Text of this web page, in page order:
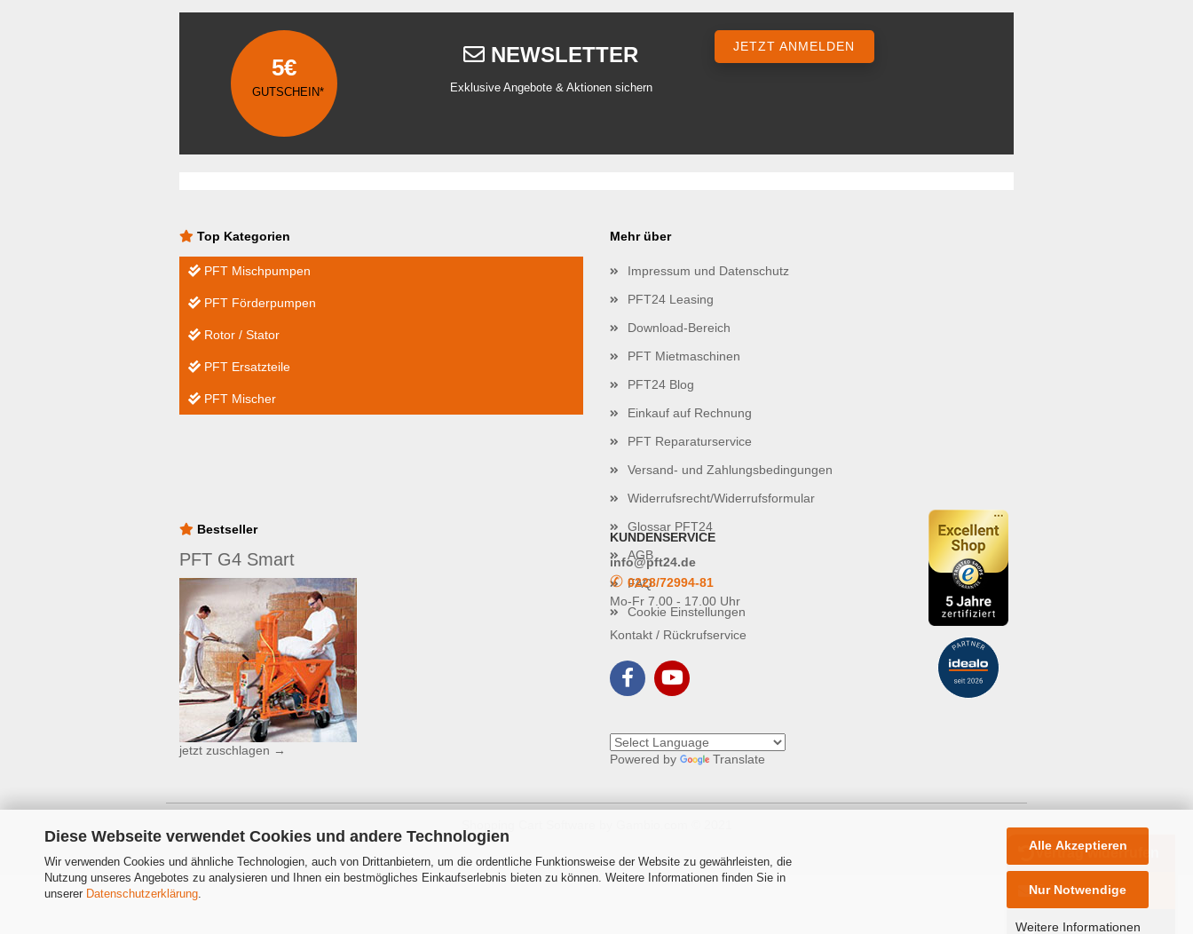
Diese Webseite verwendet Cookies und andere Technologien
Wir verwenden Cookies und ähnliche Technologien, auch von Drittanbietern, um die ordentliche Funktionsweise der Website zu gewährleisten, die
Nutzung unseres Angebotes zu analysieren und Ihnen ein bestmögliches Einkaufserlebnis bieten zu können. Weitere Informationen finden Sie in
unserer Datenschutzerklärung
Alle Akzeptieren
Nur Notwendige
Weitere Informationen
Vertrag widerrufen
E-Mail
Anrufen
5€
GUTSCHEIN*
NEWSLETTER
Exklusive Angebote & Aktionen sichern
JETZT ANMELDEN
Top Kategorien
PFT Mischpumpen
PFT Förderpumpen
Rotor / Stator
PFT Ersatzteile
PFT Mischer
Mehr über
Impressum und Datenschutz
PFT24 Leasing
Download-Bereich
PFT Mietmaschinen
PFT24 Blog
Einkauf auf Rechnung
PFT Reparaturservice
Versand- und Zahlungsbedingungen
Widerrufsrecht/Widerrufsformular
Glossar PFT24
AGB
FAQ
Cookie Einstellungen
Bestseller
PFT G4 Smart
jetzt zuschlagen →
KUNDENSERVICE
info@pft24.de
✆ 0228/72994-81
Mo-Fr 7.00 - 17.00 Uhr
Kontakt / Rückrufservice
Powered by Translate